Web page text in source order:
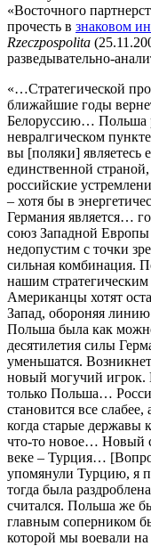
«Восточного
прочесть в знаковом
Rzeczpospolita
разведывательно-
«…Стратегической
ближайшие годы
Белоруссию… Польша
невралгическом
вы [поляки] являетесь
единственной
российские
– хотя бы в
Германия является…
союз Западной
недопустим с точки
сильная комбинация.
нашим
Американцы хотят
Запад, обороняя
Польша была как
десятилетия силы
уменьшатся.
новый могучий игрок.
только Польша…
становится все
когда старые державы
что-то новое… Новый
веке – Турция…
упомянули Турцию, я
тогда была
считался. Польша же
главным соперником
которой мы воевали